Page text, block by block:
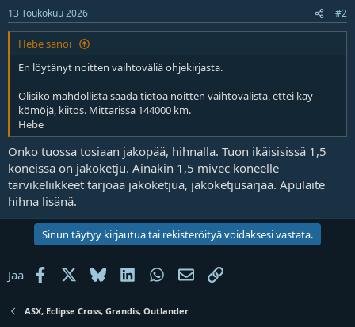
a
13 Toukokuu 2026 #2
Hebe sanoi
En löytänyt noitten vaihtoväliä ohjekirjasta.
Olisiko mahdollista saada tietoa noitten vaihtovälistä, ettei käy
kömöjä, kiitos. Mittarissa 144000 km.
Hebe
Onko tuossa tosiaan jakopää, hihnalla. Tuon ikäisisissä 1,5
koneissa on jakoketju. Ainakin 1,5 mivec koneelle
tarvikeliikkeet tarjoaa jakoketjua, jakoketjusarjaa. Apulaite
hihna lisänä.
Sinun täytyy kirjautua tai rekisteröityä voidaksesi vastata.
Jaa Facebook BlueskyLinkedInWhatsAppSähköposti
Linkki
ASX, Eclipse Cross, Grandis, Outlander